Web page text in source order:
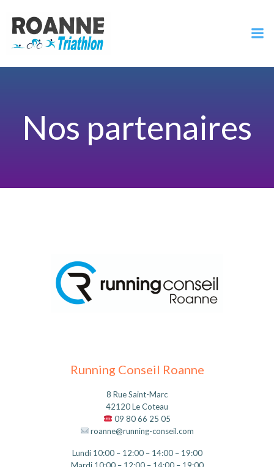
Nos partenaires
Running Conseil Roanne
8 Rue Saint-Marc
42120 Le Coteau
09 80 66 25 05
roanne@running-conseil.com
Lundi 10:00 – 12:00 – 14:00 – 19:00